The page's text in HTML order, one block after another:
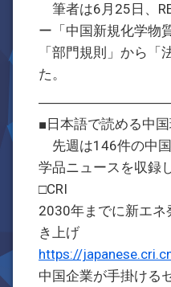
筆者は6月25日、
ー「中国新規化学物
「部門規則」から「
た。
■日本語で読める中
先週は146件の中
学品ニュースを収録
□CRI
2030年までに新エネ
き上げ
https://
中国企業が手掛ける